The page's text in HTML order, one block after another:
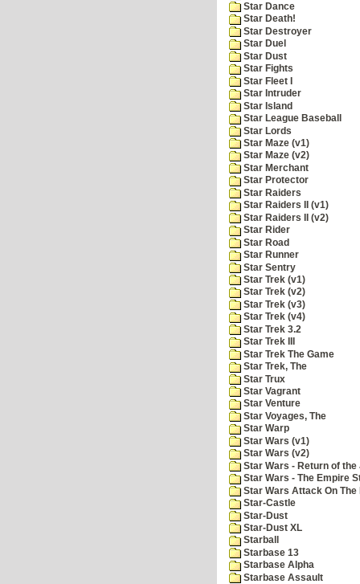
Star Dance
Star Death!
Star Destroyer
Star Duel
Star Dust
Star Fights
Star Fleet I
Star Intruder
Star Island
Star League Baseball
Star Lords
Star Maze (v1)
Star Maze (v2)
Star Merchant
Star Protector
Star Raiders
Star Raiders II (v1)
Star Raiders II (v2)
Star Rider
Star Road
Star Runner
Star Sentry
Star Trek (v1)
Star Trek (v2)
Star Trek (v3)
Star Trek (v4)
Star Trek 3.2
Star Trek III
Star Trek The Game
Star Trek, The
Star Trux
Star Vagrant
Star Venture
Star Voyages, The
Star Warp
Star Wars (v1)
Star Wars (v2)
Star Wars - Return of
Star Wars - The Empire
Star Wars Attack On The
Star-Castle
Star-Dust
Star-Dust XL
Starball
Starbase 13
Starbase Alpha
Starbase Assault